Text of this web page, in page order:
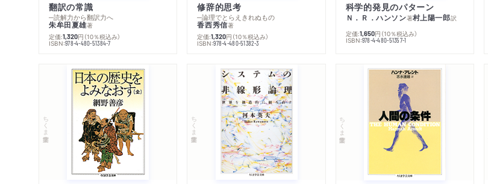
翻訳の常識
─読解力から翻訳力へ
朱牟田夏雄著
定価:1,320円 （10％税込み）
ISBN:978-4-480-51384-7
修辞的思考
─論理でとらえきれぬもの
香西秀信著
定価:1,320円 （10％税込み）
ISBN:978-4-480-51382-3
科学的発見のパターン
Ｎ．Ｒ．ハンソン著村上陽一郎訳
定価:1,650円 （10％税込み）
ISBN:978-4-480-51357-1
ちくま学芸文庫 ちくま学芸文庫 ちくま学芸文庫